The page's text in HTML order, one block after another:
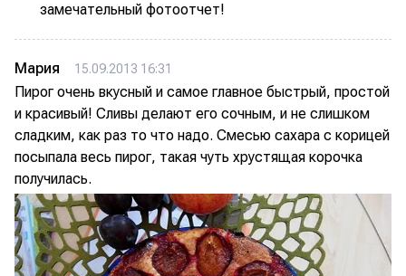
замечательный фотоотчет!
Мария 15.09.2013 16:31
Пирог очень вкусный и самое главное быстрый, простой
и красивый! Сливы делают его сочным, и не слишком
сладким, как раз то что надо. Смесью сахара с корицей
посыпала весь пирог, такая чуть хрустящая корочка
получилась.